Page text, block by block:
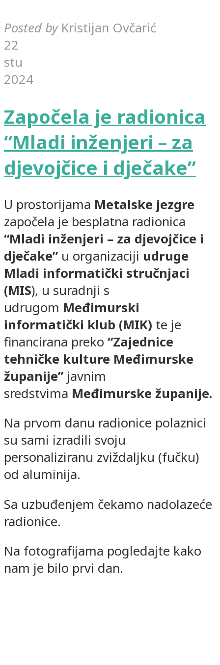
Posted by Kristijan Ovčarić
22
stu
2024
Započela je radionica
“Mladi inženjeri – za
djevojčice i dječake”
U prostorijama Metalske jezgre
započela je besplatna radionica
“Mladi inženjeri – za djevojčice i
dječake” u organizaciji udruge
Mladi informatički stručnjaci
(MIS), u suradnji s
udrugom Međimurski
informatički klub (MIK) te je
financirana preko “Zajednice
tehničke kulture Međimurske
županije” javnim
sredstvima Međimurske županije.
Na prvom danu radionice polaznici
su sami izradili svoju
personaliziranu zviždaljku (fučku)
od aluminija.
Sa uzbuđenjem čekamo nadolazeće
radionice.
Na fotografijama pogledajte kako
nam je bilo prvi dan.